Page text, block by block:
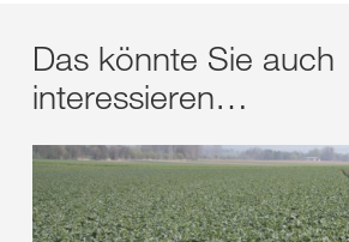
Das könnte Sie auch
interessieren…